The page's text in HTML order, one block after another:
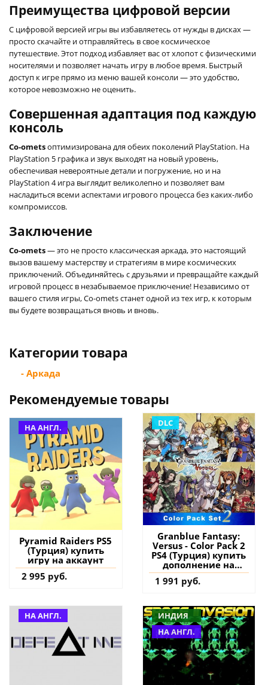
Преимущества цифровой версии
С цифровой версией игры вы избавляетесь от нужды в дисках —
просто скачайте и отправляйтесь в свое космическое
путешествие. Этот подход избавляет вас от хлопот с физическими
носителями и позволяет начать игру в любое время. Быстрый
доступ к игре прямо из меню вашей консоли — это удобство,
которое невозможно не оценить.
Совершенная адаптация под каждую
консоль
Co-ometsоптимизирована для обеих поколений PlayStation. На
PlayStation 5 графика и звук выходят на новый уровень,
обеспечивая невероятные детали и погружение, но и на
PlayStation 4 игра выглядит великолепно и позволяет вам
насладиться всеми аспектами игрового процесса без каких-либо
компромиссов.
Заключение
Co-omets— это не просто классическая аркада, это настоящий
вызов вашему мастерству и стратегиям в мире космических
приключений. Объединяйтесь с друзьями и превращайте каждый
игровой процесс в незабываемое приключение! Независимо от
вашего стиля игры, Co-omets станет одной из тех игр, к которым
вы будете возвращаться вновь и вновь.
Категории товара
- Аркада
Рекомендуемые товары
НА АНГЛ.
Pyramid Raiders PS5
(Турция) купить
игру на аккаунт
2 995 руб.
DLC
Granblue Fantasy:
Versus - Color Pack 2
PS4 (Турция) купить
дополнение на
аккаунт
1 991 руб.
НА АНГЛ.
ИНДИЯ
НА АНГЛ.